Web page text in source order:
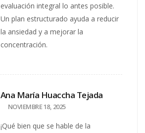
evaluación integral lo antes posible.
Un plan estructurado ayuda a reducir
la ansiedad y a mejorar la
concentración.
Ana María Huaccha Tejada
NOVIEMBRE 18, 2025
¡Qué bien que se hable de la